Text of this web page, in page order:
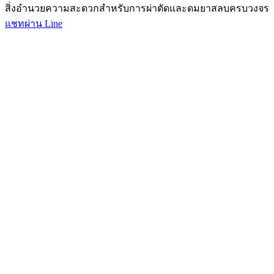
สิ่งอำนวยความสะดวกสำหรับการผ่าตัดและดมยาสลบครบวงจร
แชทผ่าน Line